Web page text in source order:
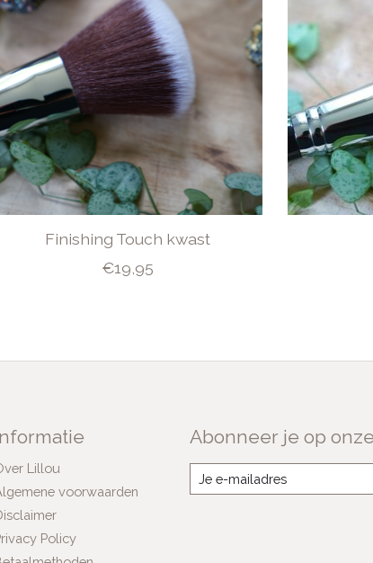
Finishing Touch kwast
€19,95
Lillou
voorwaarden
Policy
Abonneer je op